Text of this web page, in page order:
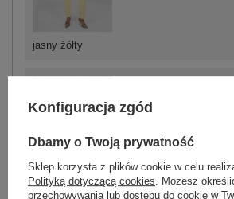
jasny żółty
jasny niebieski
One size 5906694105685
Konfiguracja zgód
Dbamy o Twoją prywatność
Sklep korzysta z plików cookie w celu
Polityką dotyczącą cookies. Możesz
przechowywania lub dostępu do cookie w